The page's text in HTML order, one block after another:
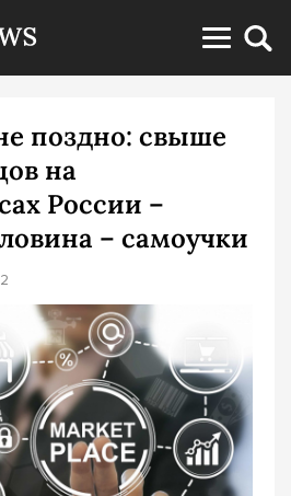
поздно: свыше
на
России –
– самоучки